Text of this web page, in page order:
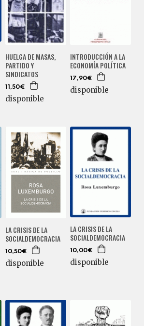
HUELGA DE MASAS,
PARTIDO Y
SINDICATOS
11,50€
disponible
INTRODUCCIÓN A LA
ECONOMÍA POLÍTICA
17,90€
disponible
LA CRISIS DE LA
SOCIALDEMOCRACIA
10,50€
disponible
LA CRISIS DE LA
SOCIALDEMOCRACIA
10,00€
disponible